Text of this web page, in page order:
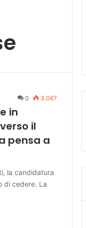
0 3.067
in
il
pensa a
la candidatura
di cedere. La